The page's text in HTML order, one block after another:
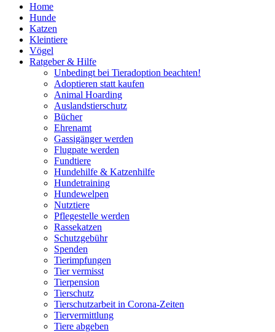
Home
Hunde
Katzen
Kleintiere
Vögel
Ratgeber & Hilfe
Unbedingt bei Tieradoption beachten!
Adoptieren statt kaufen
Animal Hoarding
Auslandstierschutz
Bücher
Ehrenamt
Gassigänger werden
Flugpate werden
Fundtiere
Hundehilfe & Katzenhilfe
Hundetraining
Hundewelpen
Nutztiere
Pflegestelle werden
Rassekatzen
Schutzgebühr
Spenden
Tierimpfungen
Tier vermisst
Tierpension
Tierschutz
Tierschutzarbeit in Corona-Zeiten
Tiervermittlung
Tiere abgeben